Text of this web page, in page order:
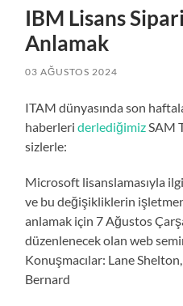
IBM Lisans
Anlamak
03 AĞUSTOS 2024
ITAM dünyasında son
haberleriderlediğimizSAM
sizlerle:
Microsoft lisanslamasıyla
ve bu değişikliklerin
anlamak için 7 Ağustos
düzenlenecek olan web
Konuşmacılar: Lane
Bernard